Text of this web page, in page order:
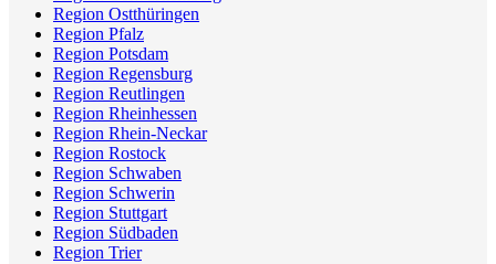
Region Ostthüringen
Region Pfalz
Region Potsdam
Region Regensburg
Region Reutlingen
Region Rheinhessen
Region Rhein-Neckar
Region Rostock
Region Schwaben
Region Schwerin
Region Stuttgart
Region Südbaden
Region Trier